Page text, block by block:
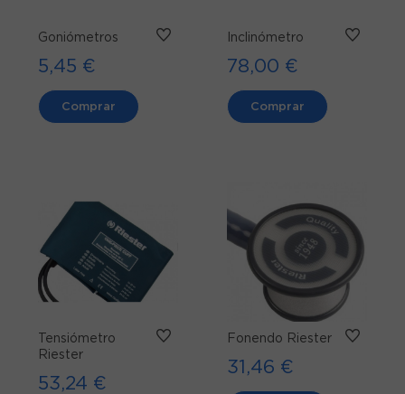
Goniómetros
5,45 €
Comprar
Inclinómetro
78,00 €
Comprar
Tensiómetro
Riester
53,24 €
Fonendo Riester
31,46 €